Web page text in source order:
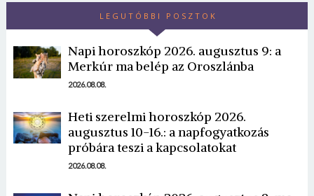
LEGUTÓBBI POSZTOK
Napi horoszkóp 2026. augusztus 9: a
Merkúr ma belép az Oroszlánba
2026.08.08.
Heti szerelmi horoszkóp 2026.
augusztus 10-16.: a napfogyatkozás
próbára teszi a kapcsolatokat
2026.08.08.